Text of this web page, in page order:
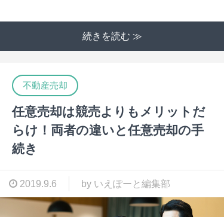
続きを読む ≫
不動産売却
任意売却は競売よりもメリットだ
らけ！両者の違いと任意売却の手
続き
2019.9.6 by いえぽーと編集部